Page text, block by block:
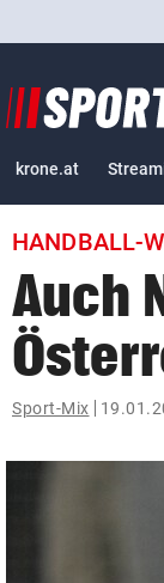
pin_drop
bookmark
search
Suchbegriff
© Krone
krone.at
HANDBALL-
Auch
Sport-Mix